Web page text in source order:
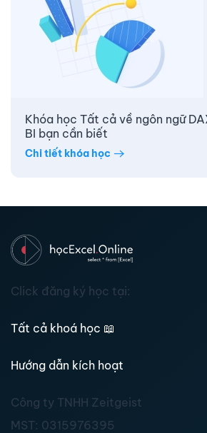
Khóa học Tất cả về ngôn ngữ
BI bạn cần biết
Chi tiết khóa học
Click đăng ký học tại:
Tất cả khoá học 📖
Hướng dẫn kích hoạt
Công ty TNHH Zeitgeist
MST: 0315976395